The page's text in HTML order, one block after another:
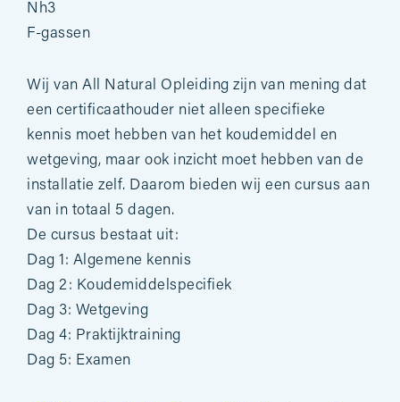
Nh3
F-gassen
Wij van All Natural Opleiding zijn van mening dat
een certificaathouder niet alleen specifieke
kennis moet hebben van het koudemiddel en
wetgeving, maar ook inzicht moet hebben van de
installatie zelf. Daarom bieden wij een cursus aan
van in totaal 5 dagen.
De cursus bestaat uit:
Dag 1: Algemene kennis
Dag 2: Koudemiddelspecifiek
Dag 3: Wetgeving
Dag 4: Praktijktraining
Dag 5: Examen